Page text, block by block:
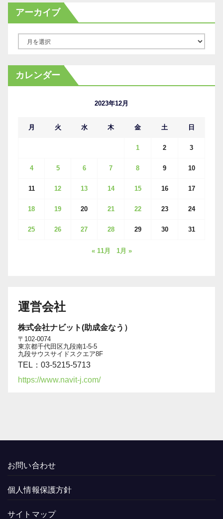
アーカイブ
カ
イ
カレンダー
2023年12月
月 火 水 木 金 土 日
1 2 3
4 5 6 7 8 9 10
11 12 13 14 15 16 17
18 19 20 21 22 23 24
25 26 27 28 29 30 31
« 11月 1月 »
運営会社
株式会社ナビット(助成金なう）
〒102-0074
東京都千代田区九段南1-5-5
九段サウスサイドスクエア8F
TEL：03-5215-5713
https://www.navit-j.com/
お問い合わせ
個人情報保護方針
サイトマップ